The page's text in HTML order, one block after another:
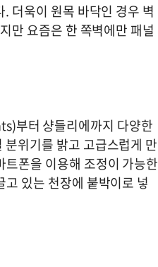
더욱이 원목 바닥인 경우 벽
만 요즘은 한 쪽벽에만 패널
부터 샹들리에까지 다양한
위기를 밝고 고급스럽게 만
폰을 이용해 조정이 가능한
있는 천장에 붙박이로 넣